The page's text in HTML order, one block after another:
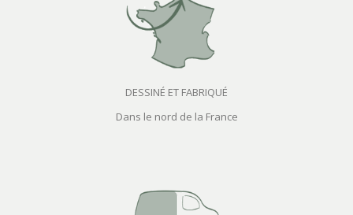
DESSINÉ ET FABRIQUÉ
Dans le nord de la France